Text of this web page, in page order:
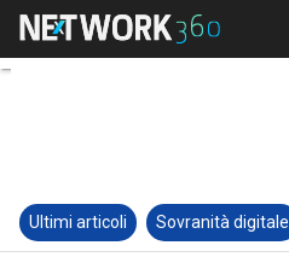
Ultimi articoli Sovranità digitale